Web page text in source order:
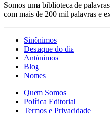
Somos uma biblioteca de
com mais de 200 mil palavras e
Sinônimos
Destaque do dia
Antônimos
Blog
Nomes
Quem Somos
Política Editorial
Termos e Privacidade